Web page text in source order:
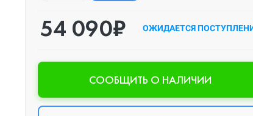
54 090₽ ОЖИДАЕТСЯ
CООБЩИТЬ О НАЛИЧИИ